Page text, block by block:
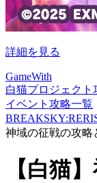
詳細を見る
GameWith
白猫プロジェクト
イベント攻略一覧
神域の征戦の攻略
【白猫